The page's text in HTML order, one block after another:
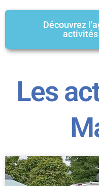
Découvrez
Les